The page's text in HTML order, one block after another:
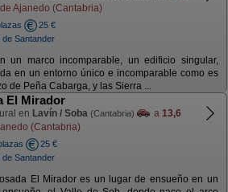
de Ajanedo (Cantabria)
25 €
de Santander
un marco incomparable, un edificio singular,
en un entorno único e incomparable como es
de Peña Cabarga, y las Sierra ...
El Mirador
en Lavín / Soba (Cantabria) a 13,6
(Cantabria)
25 €
de Santander
El Mirador es un lugar de ensueño en un